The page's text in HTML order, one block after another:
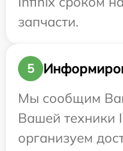
запчасти.
5
Мы сообщим
Вашей техники
организуем